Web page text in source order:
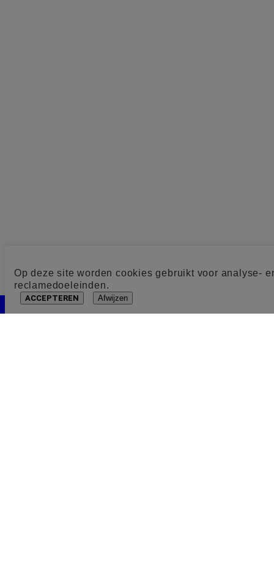
Op deze site worden cookies gebruikt voor analyse-
reclamedoeleinden.
ACCEPTEREN Afwijzen
Cookie toestemming